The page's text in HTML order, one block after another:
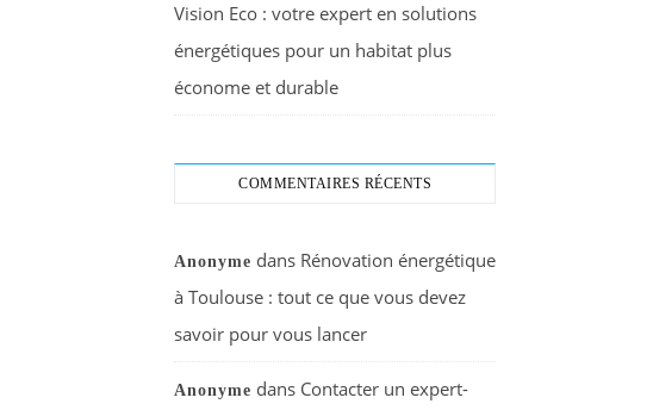
Vision Eco : votre expert en solutions
énergétiques pour un habitat plus
économe et durable
COMMENTAIRES RÉCENTS
Anonyme dans Rénovation énergétique
à Toulouse : tout ce que vous devez
savoir pour vous lancer
Anonyme dans Contacter un expert-